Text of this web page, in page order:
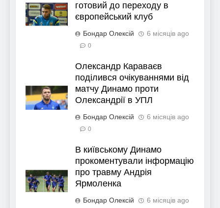
готовий до переходу в
європейський клуб
Бондар Олексій 6 місяців ago
0
Олександр Караваєв
поділився очікуваннями від
матчу Динамо проти
Олександрії в УПЛ
Бондар Олексій 6 місяців ago
0
В київському Динамо
прокоментували інформацію
про травму Андрія
Ярмоленка
Бондар Олексій 6 місяців ago